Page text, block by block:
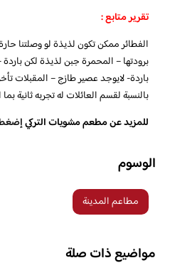
تقرير متابع :
الفطائر ممكن تكون لذيذة لو وصلتنا
برودتها – المحمرة جبن لذيذة لكن
باردة- لايوجد عصير طازج – المقبلات
بالنسبة لقسم العائلات له تجربه ثانية بما
للمزيد عن مطعم مشويات التركي
الوسوم
مطاعم المدينة
مواضيع ذات صلة